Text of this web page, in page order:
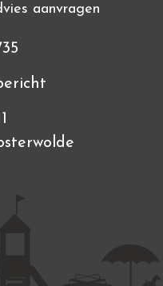
aanvragen